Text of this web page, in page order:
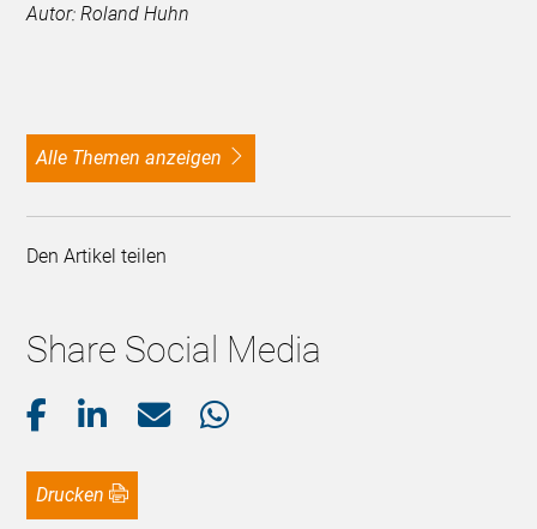
Autor: Roland Huhn
alle Themen anzeigen
Den Artikel teilen
Share Social Media
Drucken